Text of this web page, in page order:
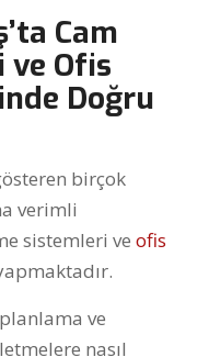
Cam
ve Ofis
Doğru
birçok
verimli
sistemleri ve ofis
ve
nasıl